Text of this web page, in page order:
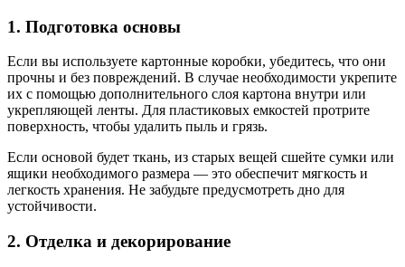
1. Подготовка основы
Если вы используете картонные коробки, убедитесь, что они
прочны и без повреждений. В случае необходимости укрепите
их с помощью дополнительного слоя картона внутри или
укрепляющей ленты. Для пластиковых емкостей протрите
поверхность, чтобы удалить пыль и грязь.
Если основой будет ткань, из старых вещей сшейте сумки или
ящики необходимого размера — это обеспечит мягкость и
легкость хранения. Не забудьте предусмотреть дно для
устойчивости.
2. Отделка и декорирование